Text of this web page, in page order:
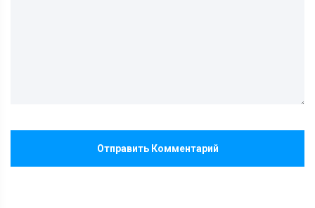
Отправить Комментарий